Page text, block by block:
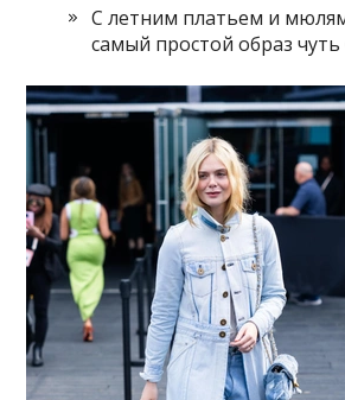
С летним платьем и
самый простой образ чуть